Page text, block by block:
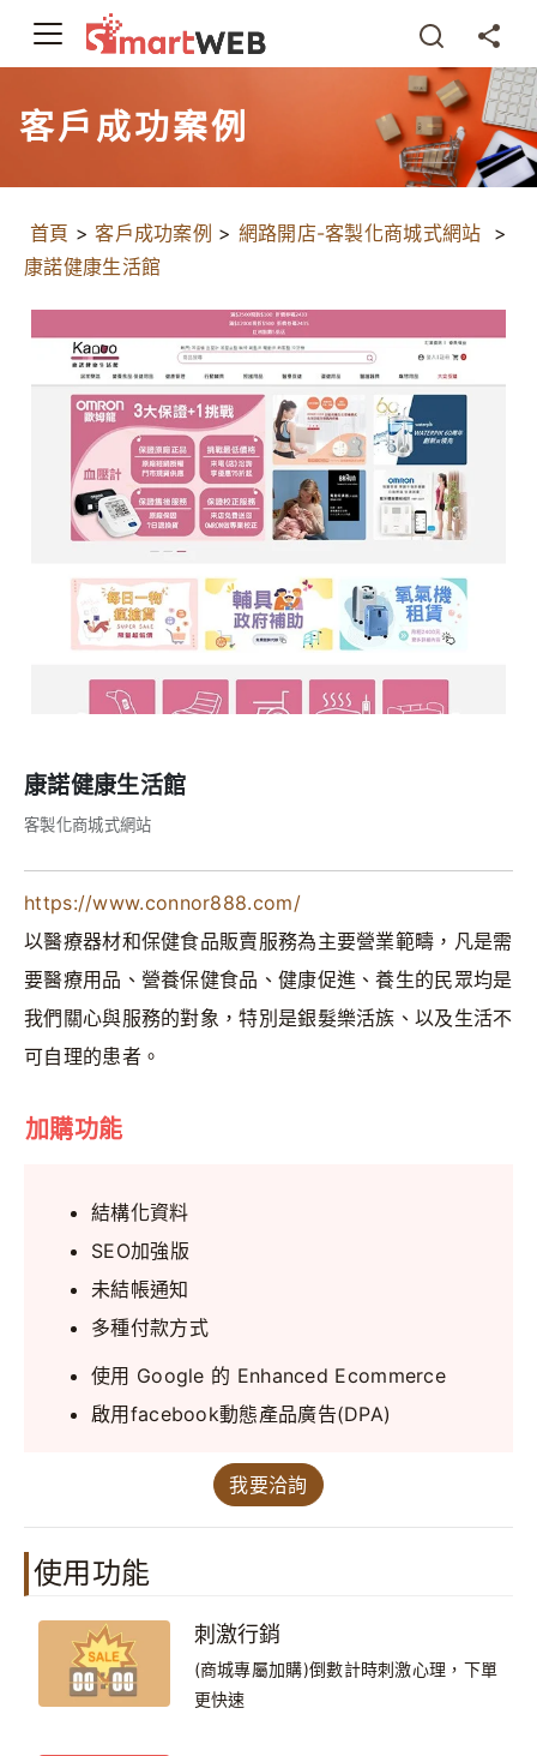
客戶成功案例
首頁 >客戶成功案例 > 網路開店-客製化商城式網站 >
康諾健康生活館
康諾健康生活館
客製化商城式網站
https://www.connor888.com/
以醫療器材和保健食品販賣服務為主要營業範疇，凡是需
要醫療用品、營養保健食品、健康促進、養生的民眾均是
我們關心與服務的對象，特別是銀髮樂活族、以及生活不
可自理的患者。
加購功能
結構化資料
SEO加強版
未結帳通知
多種付款方式
使用 Google 的 Enhanced Ecommerce
啟用facebook動態產品廣告(DPA)
我要洽詢
使用功能
刺激行銷
(商城專屬加購)倒數計時刺激心理，下單
更快速